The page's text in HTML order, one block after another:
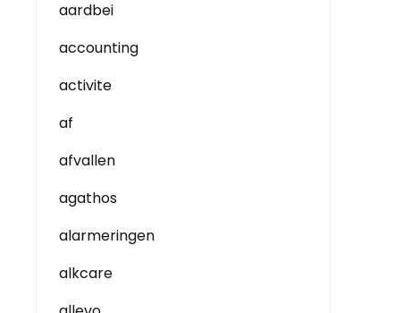
aardbei
accounting
activite
af
afvallen
agathos
alarmeringen
alkcare